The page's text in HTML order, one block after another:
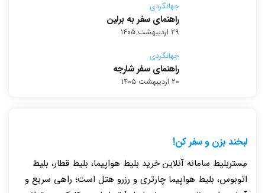
جهانگردی
راهنمای سفر به برلین
۲۹ اردیبهشت ۱۴۰۵
جهانگردی
راهنمای سفر شارجه
۲۰ اردیبهشت ۱۴۰۵
لبخند بزن و سفر کن!
مِستربلیط سامانه آنلاین خرید بلیط هواپیما، بلیط قطار، بلیط
اتوبوس، بلیط هواپیما چارتری و رزرو هتل است؛ راهی سریع و